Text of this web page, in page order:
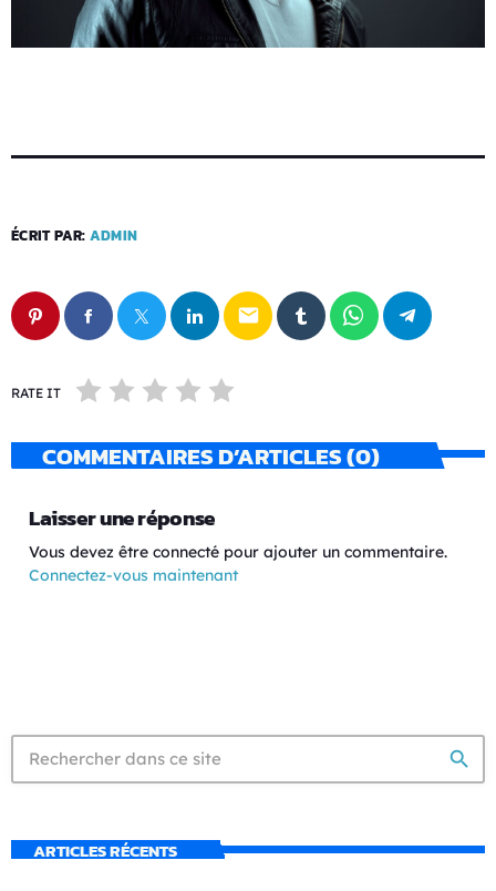
ÉCRIT PAR: ADMIN
email
RATE IT
COMMENTAIRES D’ARTICLES (0)
Laisser une réponse
Vous devez être connecté pour ajouter un commentaire.
Connectez-vous maintenant
search
ARTICLES RÉCENTS